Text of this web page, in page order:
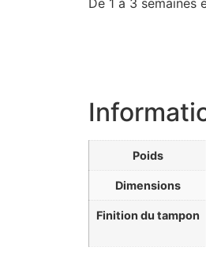
Poids
Dimensions
Finition du tampon